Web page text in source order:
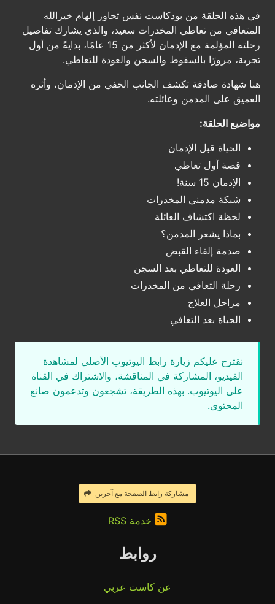
في هذه الحلقة من بودكاست نفس تحاور إلهام خيرالله
المتعافي من تعاطي المخدرات سعيد، والذي يشارك تفاصيل
رحلته المؤلمة مع الإدمان لأكثر من 15 عامًا، بدايةً من أول
تجربة، مرورًا بالسقوط والسجن والعودة للتعاطي.
هنا شهادة صادقة تكشف الجانب الخفي من الإدمان، وأثره
العميق على المدمن وعائلته.
مواضيع الحلقة:
الحياة قبل الإدمان
قصة أول تعاطي
الإدمان 15 سنة!
شبكة مدمني المخدرات
لحظة اكتشاف العائلة
بماذا يشعر المدمن؟
صدمة إلقاء القبض
العودة للتعاطي بعد السجن
رحلة التعافي من المخدرات
مراحل العلاج
الحياة بعد التعافي
نقترح عليكم زيارة رابط اليوتيوب الأصلي لمشاهدة
الفيديو، المشاركة في المناقشة، والاشتراك في القناة
على اليوتيوب. بهذه الطريقة، تشجعون وتدعمون صانع
المحتوى.
مشاركة رابط الصفحة مع آخرين
خدمة RSS
روابط
عن كاست عربي